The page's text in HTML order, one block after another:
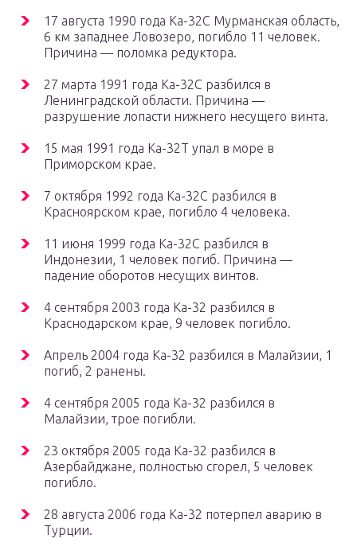
17 августа 1990 года Ка-32С Мурманская область,
6 км западнее Ловозеро, погибло 11 человек.
Причина — поломка редуктора.
27 марта 1991 года Ка-32С разбился в
Ленинградской области. Причина —
разрушение лопасти нижнего несущего винта.
15 мая 1991 года Ка-32Т упал в море в
Приморском крае.
7 октября 1992 года Ка-32С разбился в
Красноярском крае, погибло 4 человека.
11 июня 1999 года Ка-32С разбился в
Индонезии, 1 человек погиб. Причина —
падение оборотов несущих винтов.
4 сентября 2003 года Ка-32 разбился в
Краснодарском крае, 9 человек погибло.
Апрель 2004 года Ка-32 разбился в Малайзии, 1
погиб, 2 ранены.
4 сентября 2005 года Ка-32 разбился в
Малайзии, трое погибли.
23 октября 2005 года Ка-32 разбился в
Азербайджане, полностью сгорел, 5 человек
погибло.
28 августа 2006 года Ка-32 потерпел аварию в
Турции.